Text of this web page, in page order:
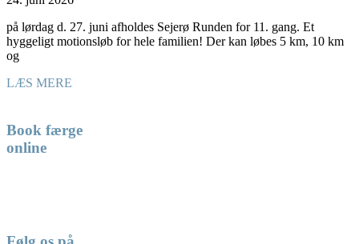
på lørdag d. 27. juni afholdes Sejerø Runden for 11. gang. Et
hyggeligt motionsløb for hele familien! Der kan løbes 5 km, 10 km
og
LÆS MERE
Book færge
online